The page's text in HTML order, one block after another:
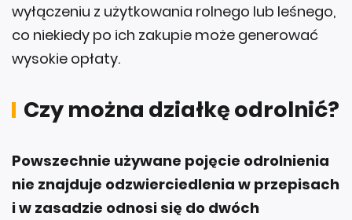
wyłączeniu z użytkowania rolnego lub leśnego,
co niekiedy po ich zakupie może generować
wysokie opłaty.
Czy można działkę odrolnić?
Powszechnie używane pojęcie odrolnienia
nie znajduje odzwierciedlenia w przepisach
i w zasadzie odnosi się do dwóch